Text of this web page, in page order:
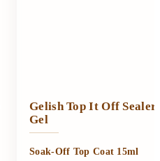
Gelish Top It Off Sealer
Gel
Soak-Off Top Coat 15ml